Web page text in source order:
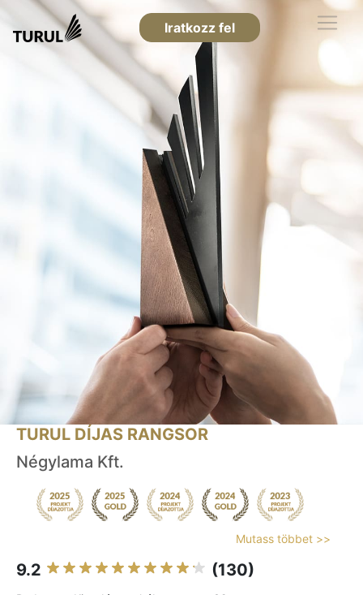
Iratkozz fel
TURUL DÍJAS RANGSOR
Négylama Kft.
Mutass többet >>
9.2 (130)